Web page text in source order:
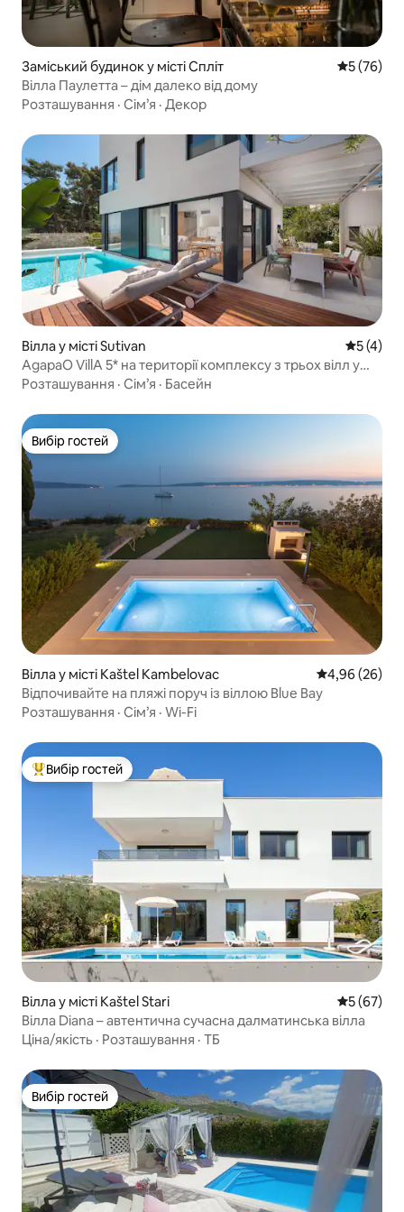
Заміський будинок у місті Спліт Середня
5 (76)
Вілла Паулетта – дім далеко від дому
Розташування · Сім’я · Декор
Вілла у місті Sutivan Середня
5 (4)
AgapaO VillA 5* на території комплексу з трьох вілл у
Сутивані на острові Брач
Розташування · Сім’я · Басейн
Вибір гостей
Вибір гостей
Вілла у місті Kaštel Kambelovac Середня
4,96 (26)
Відпочивайте на пляжі поруч із віллою Blue Bay
Розташування · Сім’я · Wi-Fi
Топ вибір гостей
Вибір гостей
Вілла у місті Kaštel Stari Середня
5 (67)
Вілла Diana – автентична сучасна далматинська вілла
Ціна/якість · Розташування · ТБ
Вибір гостей
Вибір гостей